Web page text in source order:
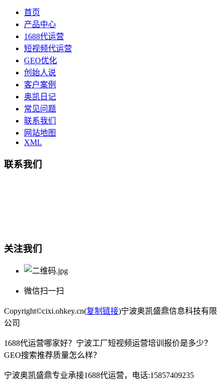
首页
产品中心
1688代运营
短视频代运营
GEO优化
创始人说
客户案例
奥凯日记
常见问题
联系我们
网站地图
XML
联系我们
关注我们
微信扫一扫
Copyright©cixi.ohkey.cn(复制链接)宁波奥凯盛鼎信息科技有限
公司
1688代运营哪家好？宁波工厂短视频运营培训报价是多少？
GEO搜索推荐质量怎么样？
宁波奥凯盛鼎专业承接1688代运营，电话:15857409235